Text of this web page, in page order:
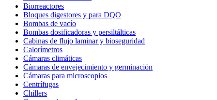
Biorreactores
Bloques digestores y para DQO
Bombas de vacío
Bombas dosificadoras y persiltálticas
Cabinas de flujo laminar y bioseguridad
Calorímetros
Cámaras climáticas
Cámaras de envejecimiento y germinación
Cámaras para microscopios
Centrífugas
Chillers